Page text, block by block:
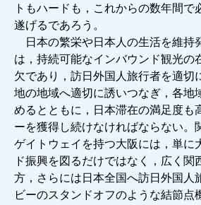
トもハードも，これからの数年間で
遂げるであろう。
日本の繁栄や日本人の生活を維持
は，持続可能なインバウンド観光の
欠であり，訪日外国人旅行者を適切
地の地域へ適切に誘いつなぎ，各地
めるとともに，日本滞在の満足度も
ーを獲得し続けなければならない。
ゲイトウェイを持つ大阪には，単に
ド振興を図るだけではなく，広く関
方，さらには日本全国へ訪日外国人
ビーのスタンドオフのような結節点